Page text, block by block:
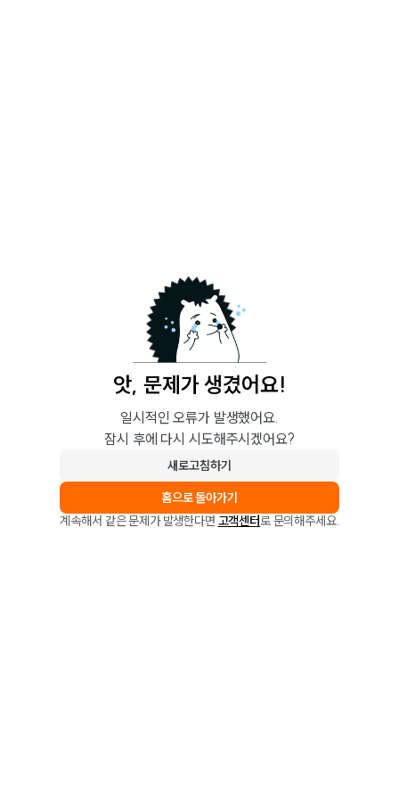
앗, 문제가 생겼어요!
일시적인 오류가 발생했어요.
잠시 후에 다시 시도해주시겠어요?
새로고침하기
홈으로 돌아가기
계속해서 같은 문제가 발생한다면 고객센터로 문의해주세요.